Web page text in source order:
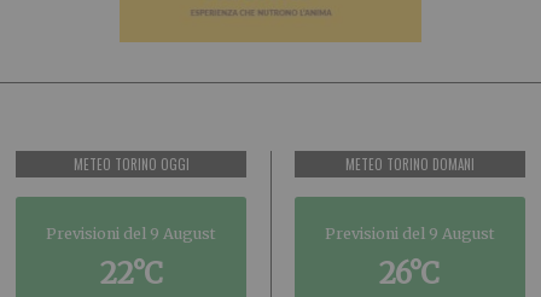
METEO TORINO OGGI
Previsioni del 9 August
22°C
METEO TORINO DOMANI
Previsioni del 9 August
26°C